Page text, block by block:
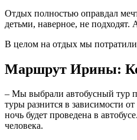
Отдых полностью оправдал
детьми, наверное, не
В целом на отдых мы
Маршрут Ирины:
– Мы выбрали автобусный тур
туры разнится в зависимости
ночь будет проведена в
человека.